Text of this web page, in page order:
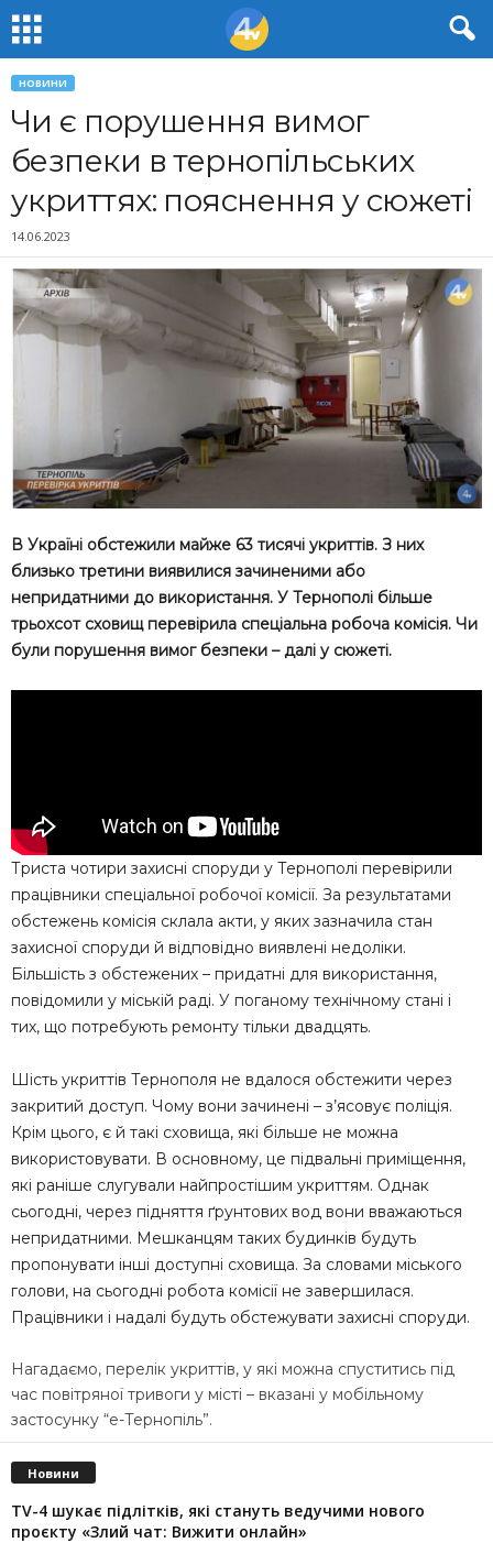
НОВИНИ
Чи є порушення вимог
безпеки в тернопільських
укриттях: пояснення у сюжеті
14.06.2023
В Україні обстежили майже 63 тисячі укриттів. З них
близько третини виявилися зачиненими або
непридатними до використання. У Тернополі більше
трьохсот сховищ перевірила спеціальна робоча комісія. Чи
були порушення вимог безпеки – далі у сюжеті.
Триста чотири захисні споруди у Тернополі перевірили
працівники спеціальної робочої комісії. За результатами
обстежень комісія склала акти, у яких зазначила стан
захисної споруди й відповідно виявлені недоліки.
Більшість з обстежених – придатні для використання,
повідомили у міській раді. У поганому технічному стані і
тих, що потребують ремонту тільки двадцять.
Шість укриттів Тернополя не вдалося обстежити через
закритий доступ. Чому вони зачинені – з’ясовує поліція.
Крім цього, є й такі сховища, які більше не можна
використовувати. В основному, це підвальні приміщення,
які раніше слугували найпростішим укриттям. Однак
сьогодні, через підняття ґрунтових вод вони вважаються
непридатними. Мешканцям таких будинків будуть
пропонувати інші доступні сховища. За словами міського
голови, на сьогодні робота комісії не завершилася.
Працівники і надалі будуть обстежувати захисні споруди.
Нагадаємо, перелік укриттів, у які можна спуститись під
час повітряної тривоги у місті – вказані у мобільному
застосунку “е-Тернопіль”.
Новини
TV-4 шукає підлітків, які стануть ведучими нового
проєкту «Злий чат: Вижити онлайн»